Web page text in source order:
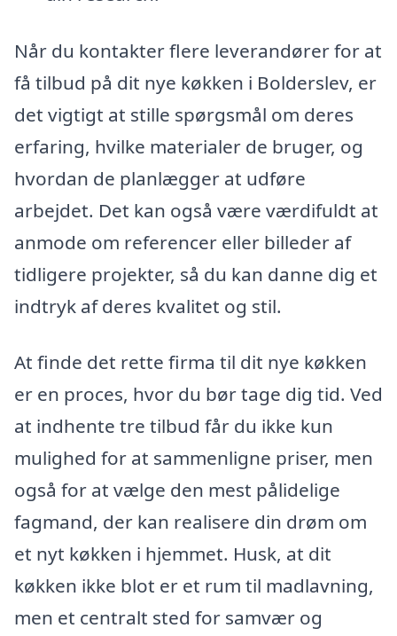
Når du kontakter flere leverandører for at
få tilbud på dit nye køkken i Bolderslev, er
det vigtigt at stille spørgsmål om deres
erfaring, hvilke materialer de bruger, og
hvordan de planlægger at udføre
arbejdet. Det kan også være værdifuldt at
anmode om referencer eller billeder af
tidligere projekter, så du kan danne dig et
indtryk af deres kvalitet og stil.
At finde det rette firma til dit nye køkken
er en proces, hvor du bør tage dig tid. Ved
at indhente tre tilbud får du ikke kun
mulighed for at sammenligne priser, men
også for at vælge den mest pålidelige
fagmand, der kan realisere din drøm om
et nyt køkken i hjemmet. Husk, at dit
køkken ikke blot er et rum til madlavning,
men et centralt sted for samvær og